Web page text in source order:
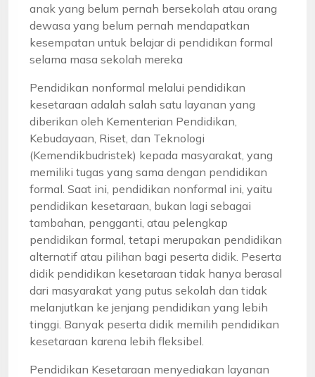
anak yang belum pernah bersekolah atau orang
dewasa yang belum pernah mendapatkan
kesempatan untuk belajar di pendidikan formal
selama masa sekolah mereka
Pendidikan nonformal melalui pendidikan
kesetaraan adalah salah satu layanan yang
diberikan oleh Kementerian Pendidikan,
Kebudayaan, Riset, dan Teknologi
(Kemendikbudristek) kepada masyarakat, yang
memiliki tugas yang sama dengan pendidikan
formal. Saat ini, pendidikan nonformal ini, yaitu
pendidikan kesetaraan, bukan lagi sebagai
tambahan, pengganti, atau pelengkap
pendidikan formal, tetapi merupakan pendidikan
alternatif atau pilihan bagi peserta didik. Peserta
didik pendidikan kesetaraan tidak hanya berasal
dari masyarakat yang putus sekolah dan tidak
melanjutkan ke jenjang pendidikan yang lebih
tinggi. Banyak peserta didik memilih pendidikan
kesetaraan karena lebih fleksibel.
Pendidikan Kesetaraan menyediakan layanan